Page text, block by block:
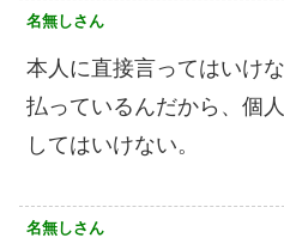
名無しさん
本人に直接言ってはいけ
払っているんだから、個
してはいけない。
名無しさん